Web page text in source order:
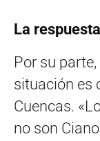
La
Por su
situación es
Cuencas.
no son